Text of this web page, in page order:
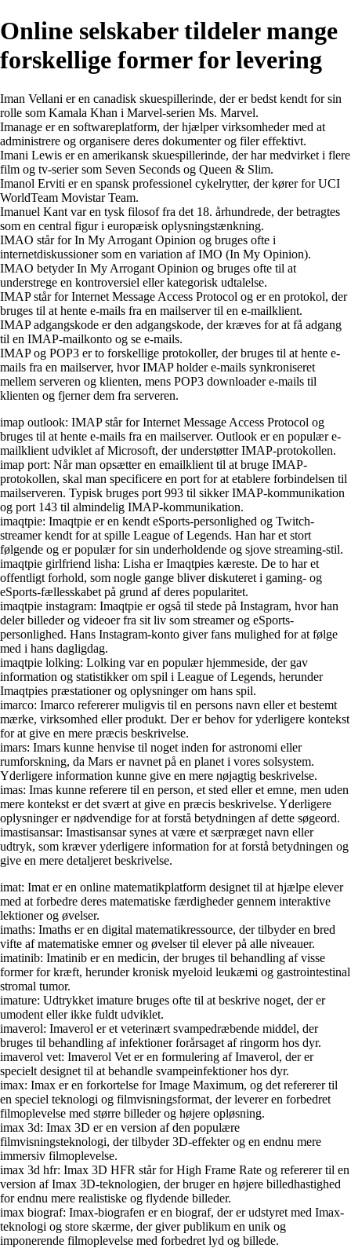
Online selskaber tildeler mange
forskellige former for levering
Iman Vellani er en canadisk skuespillerinde, der er bedst kendt for sin
rolle som Kamala Khan i Marvel-serien Ms. Marvel.
Imanage er en softwareplatform, der hjælper virksomheder med at
administrere og organisere deres dokumenter og filer effektivt.
Imani Lewis er en amerikansk skuespillerinde, der har medvirket i flere
film og tv-serier som Seven Seconds og Queen & Slim.
Imanol Erviti er en spansk professionel cykelrytter, der kører for UCI
WorldTeam Movistar Team.
Imanuel Kant var en tysk filosof fra det 18. århundrede, der betragtes
som en central figur i europæisk oplysningstænkning.
IMAO står for In My Arrogant Opinion og bruges ofte i
internetdiskussioner som en variation af IMO (In My Opinion).
IMAO betyder In My Arrogant Opinion og bruges ofte til at
understrege en kontroversiel eller kategorisk udtalelse.
IMAP står for Internet Message Access Protocol og er en protokol, der
bruges til at hente e-mails fra en mailserver til en e-mailklient.
IMAP adgangskode er den adgangskode, der kræves for at få adgang
til en IMAP-mailkonto og se e-mails.
IMAP og POP3 er to forskellige protokoller, der bruges til at hente e-
mails fra en mailserver, hvor IMAP holder e-mails synkroniseret
mellem serveren og klienten, mens POP3 downloader e-mails til
klienten og fjerner dem fra serveren.
imap outlook: IMAP står for Internet Message Access Protocol og
bruges til at hente e-mails fra en mailserver. Outlook er en populær e-
mailklient udviklet af Microsoft, der understøtter IMAP-protokollen.
imap port: Når man opsætter en emailklient til at bruge IMAP-
protokollen, skal man specificere en port for at etablere forbindelsen til
mailserveren. Typisk bruges port 993 til sikker IMAP-kommunikation
og port 143 til almindelig IMAP-kommunikation.
imaqtpie: Imaqtpie er en kendt eSports-personlighed og Twitch-
streamer kendt for at spille League of Legends. Han har et stort
følgende og er populær for sin underholdende og sjove streaming-stil.
imaqtpie girlfriend lisha: Lisha er Imaqtpies kæreste. De to har et
offentligt forhold, som nogle gange bliver diskuteret i gaming- og
eSports-fællesskabet på grund af deres popularitet.
imaqtpie instagram: Imaqtpie er også til stede på Instagram, hvor han
deler billeder og videoer fra sit liv som streamer og eSports-
personlighed. Hans Instagram-konto giver fans mulighed for at følge
med i hans dagligdag.
imaqtpie lolking: Lolking var en populær hjemmeside, der gav
information og statistikker om spil i League of Legends, herunder
Imaqtpies præstationer og oplysninger om hans spil.
imarco: Imarco refererer muligvis til en persons navn eller et bestemt
mærke, virksomhed eller produkt. Der er behov for yderligere kontekst
for at give en mere præcis beskrivelse.
imars: Imars kunne henvise til noget inden for astronomi eller
rumforskning, da Mars er navnet på en planet i vores solsystem.
Yderligere information kunne give en mere nøjagtig beskrivelse.
imas: Imas kunne referere til en person, et sted eller et emne, men uden
mere kontekst er det svært at give en præcis beskrivelse. Yderligere
oplysninger er nødvendige for at forstå betydningen af dette søgeord.
imastisansar: Imastisansar synes at være et særpræget navn eller
udtryk, som kræver yderligere information for at forstå betydningen og
give en mere detaljeret beskrivelse.
imat: Imat er en online matematikplatform designet til at hjælpe elever
med at forbedre deres matematiske færdigheder gennem interaktive
lektioner og øvelser.
imaths: Imaths er en digital matematikressource, der tilbyder en bred
vifte af matematiske emner og øvelser til elever på alle niveauer.
imatinib: Imatinib er en medicin, der bruges til behandling af visse
former for kræft, herunder kronisk myeloid leukæmi og gastrointestinal
stromal tumor.
imature: Udtrykket imature bruges ofte til at beskrive noget, der er
umodent eller ikke fuldt udviklet.
imaverol: Imaverol er et veterinært svampedræbende middel, der
bruges til behandling af infektioner forårsaget af ringorm hos dyr.
imaverol vet: Imaverol Vet er en formulering af Imaverol, der er
specielt designet til at behandle svampeinfektioner hos dyr.
imax: Imax er en forkortelse for Image Maximum, og det refererer til
en speciel teknologi og filmvisningsformat, der leverer en forbedret
filmoplevelse med større billeder og højere opløsning.
imax 3d: Imax 3D er en version af den populære
filmvisningsteknologi, der tilbyder 3D-effekter og en endnu mere
immersiv filmoplevelse.
imax 3d hfr: Imax 3D HFR står for High Frame Rate og refererer til en
version af Imax 3D-teknologien, der bruger en højere billedhastighed
for endnu mere realistiske og flydende billeder.
imax biograf: Imax-biografen er en biograf, der er udstyret med Imax-
teknologi og store skærme, der giver publikum en unik og
imponerende filmoplevelse med forbedret lyd og billede.